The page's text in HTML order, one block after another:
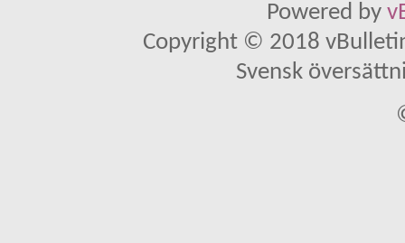
Powered by
Copyright © 2018
Svensk